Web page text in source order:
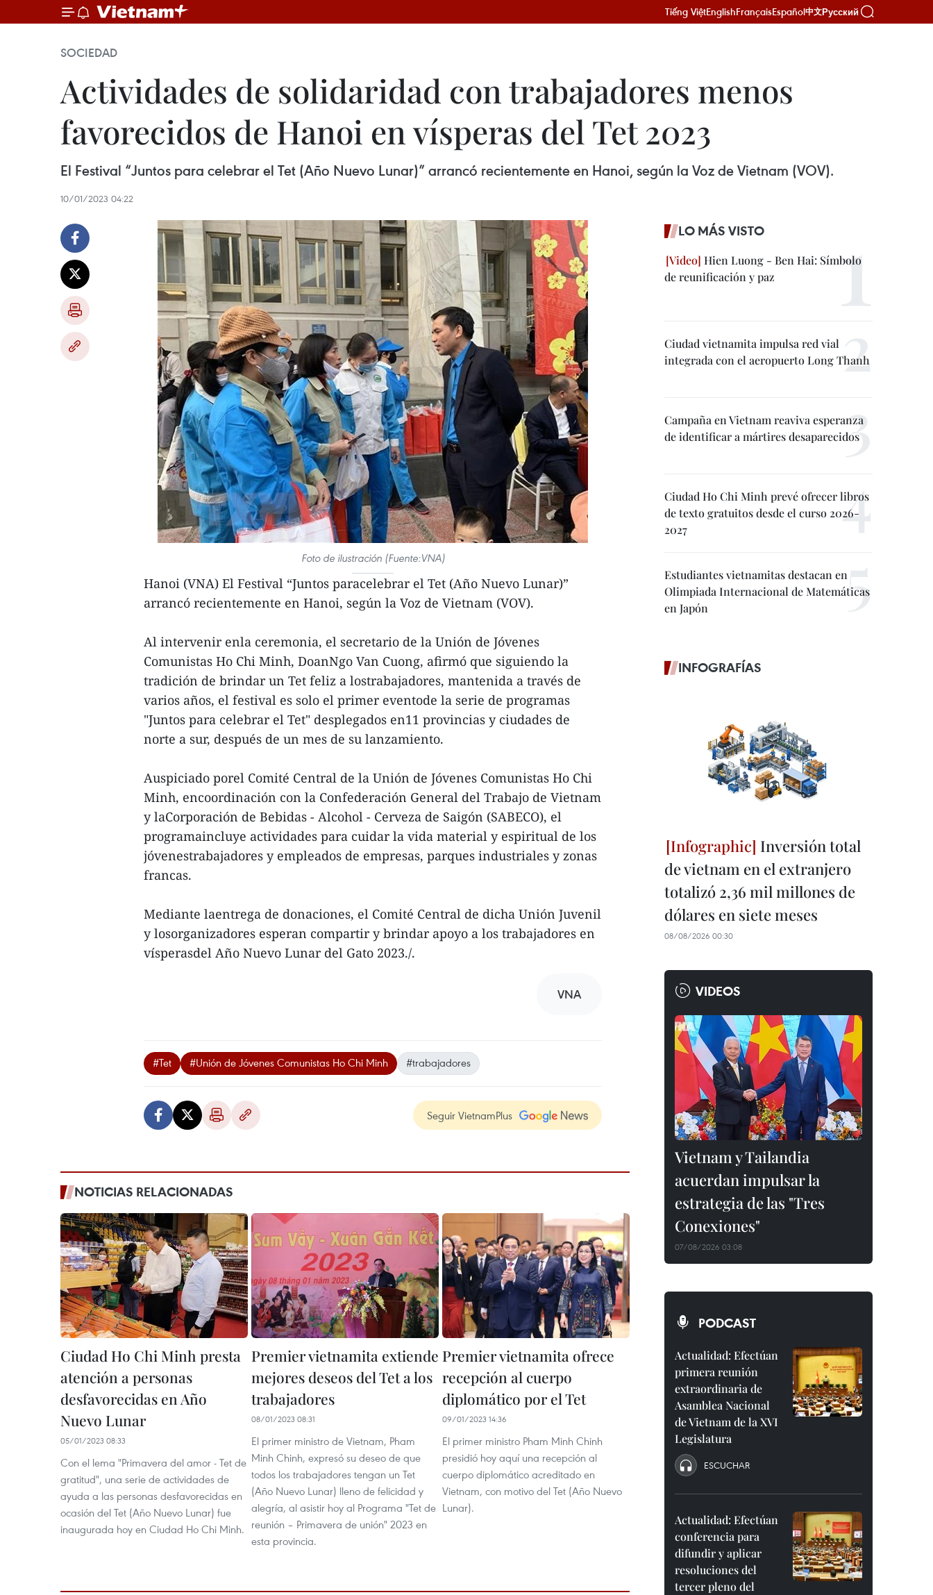
Tiếng ViệtEnglishFrançaisEspañol中文Русский
SOCIEDAD
Actividades de solidaridad con trabajadores menos
favorecidos de Hanoi en vísperas del Tet 2023
El Festival “Juntos para celebrar el Tet (Año Nuevo Lunar)” arrancó recientemente en Hanoi, según la Voz de Vietnam (VOV).
10/01/2023 04:22
Foto de ilustración (Fuente:VNA)
Hanoi (VNA) El Festival “Juntos paracelebrar el Tet (Año Nuevo Lunar)”
arrancó recientemente en Hanoi, según la Voz de Vietnam (VOV).
Al intervenir enla ceremonia, el secretario de la Unión de Jóvenes
Comunistas Ho Chi Minh, DoanNgo Van Cuong, afirmó que siguiendo la
tradición de brindar un Tet feliz a lostrabajadores, mantenida a través de
varios años, el festival es solo el primer eventode la serie de programas
"Juntos para celebrar el Tet" desplegados en11 provincias y ciudades de
norte a sur, después de un mes de su lanzamiento.
Auspiciado porel Comité Central de la Unión de Jóvenes Comunistas Ho Chi
Minh, encoordinación con la Confederación General del Trabajo de Vietnam
y laCorporación de Bebidas - Alcohol - Cerveza de Saigón (SABECO), el
programaincluye actividades para cuidar la vida material y espiritual de los
jóvenestrabajadores y empleados de empresas, parques industriales y zonas
francas.
Mediante laentrega de donaciones, el Comité Central de dicha Unión Juvenil
y losorganizadores esperan compartir y brindar apoyo a los trabajadores en
vísperasdel Año Nuevo Lunar del Gato 2023./.
VNA
#Tet #Unión de Jóvenes Comunistas Ho Chi Minh #trabajadores
Seguir VietnamPlus
NOTICIAS RELACIONADAS
Ciudad Ho Chi Minh presta
atención a personas
desfavorecidas en Año
Nuevo Lunar
05/01/2023 08:33
Con el lema "Primavera del amor - Tet de
gratitud", una serie de actividades de
ayuda a las personas desfavorecidas en
ocasión del Tet (Año Nuevo Lunar) fue
inaugurada hoy en Ciudad Ho Chi Minh.
Premier vietnamita extiende
mejores deseos del Tet a los
trabajadores
08/01/2023 08:31
El primer ministro de Vietnam, Pham
Minh Chinh, expresó su deseo de que
todos los trabajadores tengan un Tet
(Año Nuevo Lunar) lleno de felicidad y
alegría, al asistir hoy al Programa "Tet de
reunión – Primavera de unión" 2023 en
esta provincia.
Premier vietnamita ofrece
recepción al cuerpo
diplomático por el Tet
09/01/2023 14:36
El primer ministro Pham Minh Chinh
presidió hoy aquí una recepción al
cuerpo diplomático acreditado en
Vietnam, con motivo del Tet (Año Nuevo
Lunar).
LO MÁS VISTO
Hien Luong - Ben Hai: Símbolo
de reunificación y paz
Ciudad vietnamita impulsa red vial
integrada con el aeropuerto Long Thanh
Campaña en Vietnam reaviva esperanza
de identificar a mártires desaparecidos
Ciudad Ho Chi Minh prevé ofrecer libros
de texto gratuitos desde el curso 2026-
2027
Estudiantes vietnamitas destacan en
Olimpiada Internacional de Matemáticas
en Japón
INFOGRAFÍAS
Inversión total
de vietnam en el extranjero
totalizó 2,36 mil millones de
dólares en siete meses
08/08/2026 00:30
VIDEOS
Vietnam y Tailandia
acuerdan impulsar la
estrategia de las "Tres
Conexiones"
07/08/2026 03:08
PODCAST
Actualidad: Efectúan
primera reunión
extraordinaria de
Asamblea Nacional
de Vietnam de la XVI
Legislatura
ESCUCHAR
Actualidad: Efectúan
conferencia para
difundir y aplicar
resoluciones del
tercer pleno del